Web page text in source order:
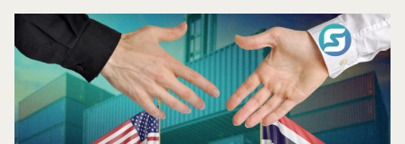
พร้อมเสริมว่าญี่ปุ่นจะลงทุน 550,000 ล้านดอลลาร์สหรัฐฯ
และสหรัฐฯ จะได้รับกำไร 90% ไม่เพียงเท่านั้น ญี่ปุ่นจะเปิด
ประเทศให้มีการค้าขาย ไม่ว่าจะเป็น รถยนต์และรถบรรทุก ข้าว
และผลิตภัณฑ์ทางการเกษตรบางประเภท “ข้อตกลงที่เกิด
ขึ้นจะสร้างงานหลายแสนตำแหน่ง” ทรัมป์ กล่าว นอกจากนี้
ทรัมป์ยังเพิ่มเติมอีกว่าญี่ปุ่นกับสหรัฐฯ กำลังสรุปตกลงเกี่ยว
กับก๊าซธรรมชาติเหลว และ “เราจะมีข้อตกลงกับยุโรปในวัน